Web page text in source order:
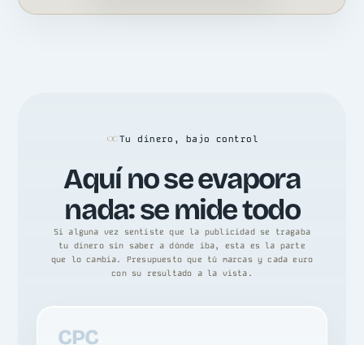
Tu dinero, bajo control
Aquí no se evapora
nada: se mide todo
Si alguna vez sentiste que la publicidad se tragaba
tu dinero sin saber a dónde iba, esta es la parte
que lo cambia. Presupuesto que tú marcas y cada euro
con su resultado a la vista.
CPC